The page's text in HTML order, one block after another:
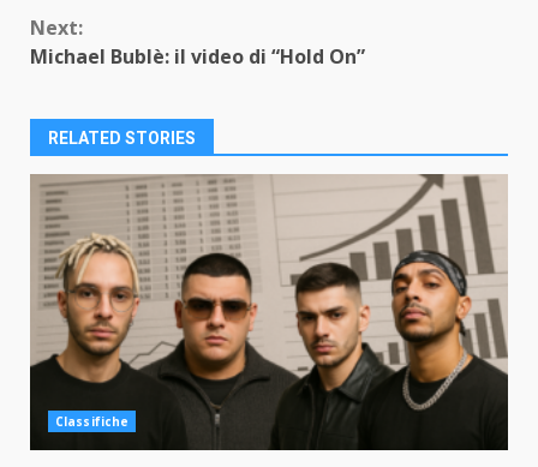
Next:
Michael Bublè: il video di “Hold On”
RELATED STORIES
Classifiche